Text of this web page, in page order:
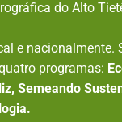
do Alto
e nacionalmente.
programas:
Semeando